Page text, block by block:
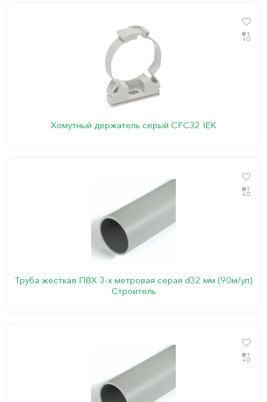
Хомутный держатель серый CFC32 IEK
Труба жесткая ПВХ 3-х метровая серая d32 мм (90м/уп)
Строитель